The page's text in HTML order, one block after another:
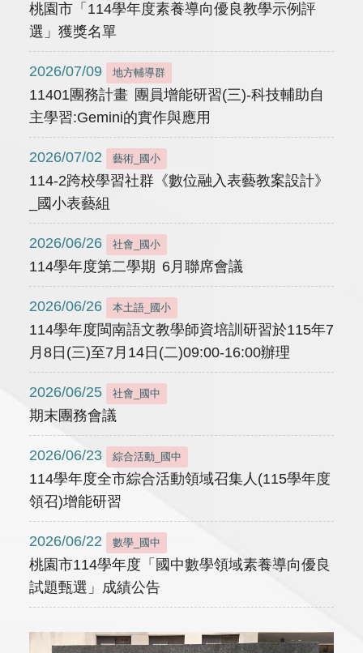
桃園市「114學年度素養導向優良教學示例評
選」獲獎名單
2026/07/09 地方輔導群
11401團務計畫 團員增能研習(三)-科技輔助自
主學習:Gemini的實作與應用
2026/07/02 藝術_國小
114-2跨校學習社群《數位融入表藝教案設計》
_國小表藝組
2026/06/26 社會_國小
114學年度第二學期 6月聯席會議
2026/06/26 本土語_國小
114學年度閩南語文教學師資培訓研習於115年7
月8日(三)至7月14日(二)09:00-16:00辦理
2026/06/25 社會_國中
期末團務會議
2026/06/23 綜合活動_國中
114學年度全市綜合活動領域召集人(115學年度
領召)增能研習
2026/06/22 數學_國中
桃園市114學年度「國中數學領域素養導向優良
試題甄選」成績公告